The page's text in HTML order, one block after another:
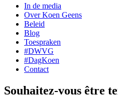
In de media
Over Koen Geens
Beleid
Blog
Toespraken
#DWVG
#DagKoen
Contact
Souhaitez-vous être